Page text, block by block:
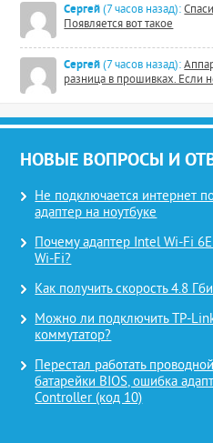
Сергей (7 часов назад):
Появляется вот такое
Сергей (7 часов назад):
разница в прошивках. Если
НОВЫЕ ВОПРОСЫ И
Не подключается интернет
адаптер на ноутбуке
Почему адаптер Intel Wi-Fi
Wi-Fi?
Как получить скорость 4.8
Можно ли подключить TP-
коммутатор?
Перестал работать
батарейки BIOS, ошибка
Controller (код 10)